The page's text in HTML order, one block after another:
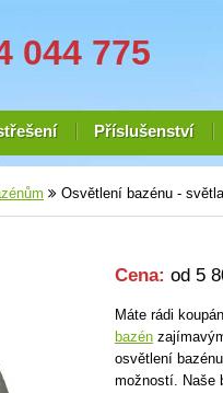
044 775
Příslušenství
Osvětlení bazénu -
Cena: od 5
Máte rádi
bazén
osvětlení
možností. Naše